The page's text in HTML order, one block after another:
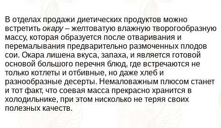
В отделах продажи диетических продуктов можно
встретить окару– желтоватую влажную творогообразную
массу, которая образуется после отваривания и
перемалывания предварительно размоченных плодов
сои. Окара лишена вкуса, запаха, и является готовой
основой большого перечня блюд, где встречаются не
только котлеты и отбивные, но даже хлеб и
разнообразные десерты. Немаловажным плюсом станет
и тот факт, что соевая масса прекрасно хранится в
холодильнике, при этом нисколько не теряя своих
полезных качеств.